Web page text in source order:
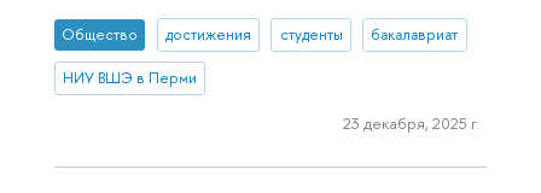
Общество достижения студенты бакалавриат
НИУ ВШЭ в Перми
23 декабря, 2025 г.